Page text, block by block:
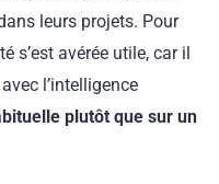
leurs projets. Pour
s’est avérée utile, car il
l’intelligence
plutôt que sur un